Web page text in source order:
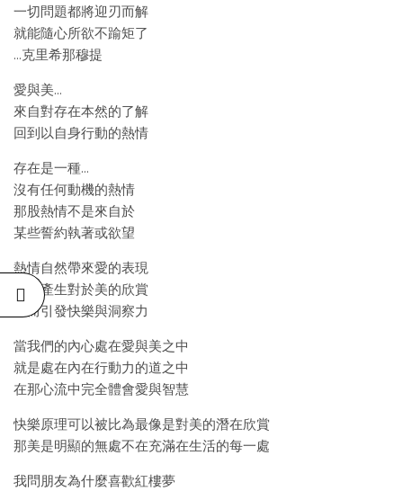
一切問題都將迎刃而解
就能隨心所欲不踰矩了
…克里希那穆提
愛與美…
來自對存在本然的了解
回到以自身行動的熱情
存在是一種…
沒有任何動機的熱情
那股熱情不是來自於
某些誓約執著或欲望
熱情自然帶來愛的表現
因此產生對於美的欣賞
進而引發快樂與洞察力
當我們的內心處在愛與美之中
就是處在內在行動力的道之中
在那心流中完全體會愛與智慧
快樂原理可以被比為最像是對美的潛在欣賞
那美是明顯的無處不在充滿在生活的每一處
我問朋友為什麼喜歡紅樓夢